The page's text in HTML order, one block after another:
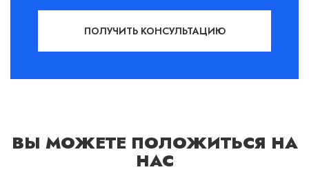
ПОЛУЧИТЬ КОНСУЛЬТАЦИЮ
ВЫ МОЖЕТЕ ПОЛОЖИТЬСЯ НА
НАС